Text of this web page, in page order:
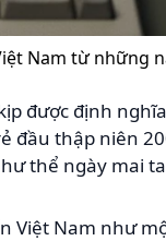
Nam từ những
được định
đầu thập niên
thể ngày mai
Việt Nam như